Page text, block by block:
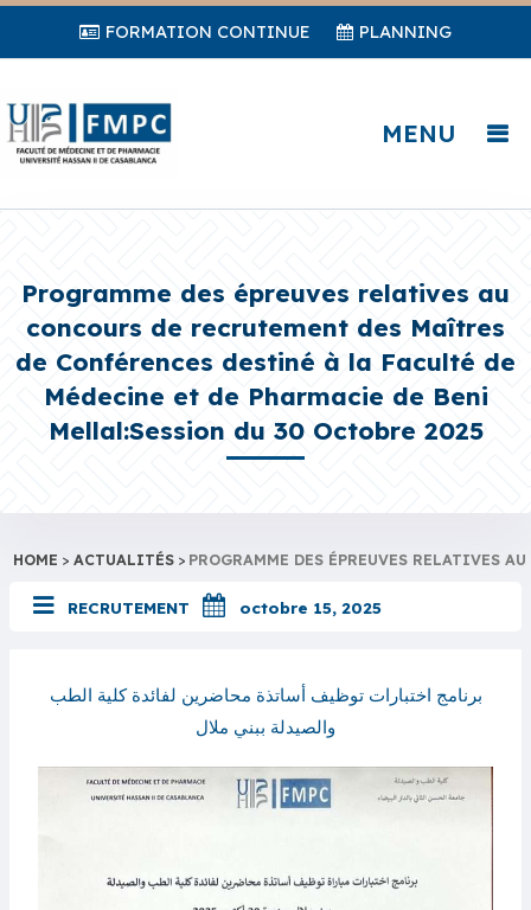
FORMATION CONTINUE PLANNING
MENU
Programme des épreuves relatives au
concours de recrutement des Maîtres
de Conférences destiné à la Faculté de
Médecine et de Pharmacie de Beni
Mellal:Session du 30 Octobre 2025
HOME > ACTUALITÉS > PROGRAMME DES ÉPREUVES RELATIVES
RECRUTEMENT octobre 15, 2025
برنامج اختبارات توظيف أساتذة محاضرين لفائدة كلية الطب
والصيدلة ببني ملال